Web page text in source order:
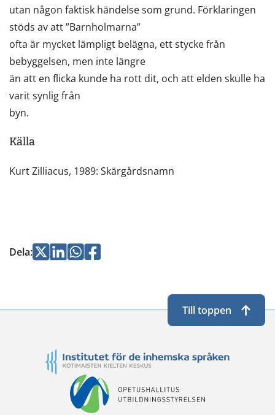
utan någon faktisk händelse som grund. Förklaringen
stöds av att ”Barnholmarna”
ofta är mycket lämpligt belägna, ett stycke från
bebyggelsen, men inte längre
än att en flicka kunde ha rott dit, och att elden skulle ha
varit synlig från
byn.
Källa
Kurt Zilliacus, 1989: Skärgårdsnamn
Dela:Jaa Jaa Jaa
Jaa
Till toppen